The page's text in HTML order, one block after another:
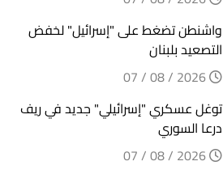
واشنطن تضغط على "إسرائيل" لخفض
التصعيد بلبنان
توغل عسكري "إسرائيلي" جديد في ريف
درعا السوري